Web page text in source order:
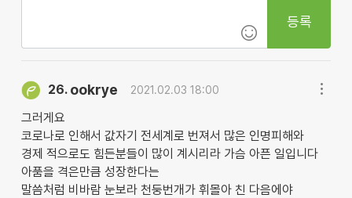
등록
26. ookrye 2021.02.03 18:00
그러게요
코로나로 인해서 값자기 전세계로 번져서 많은 인명피해와
경제 적으로도 힘든분들이 많이 계시리라 가슴 아픈 일입니다
아품을 격은만큼 성장한다는
말씀처럼 비바람 눈보라 천둥번개가 휘몰아 친 다음에야